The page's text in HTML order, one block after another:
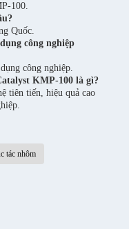
100.
Quốc.
công nghiệp
công nghiệp.
KMP-100 là gì?
tiên tiến, hiệu quả cao
tác nhôm